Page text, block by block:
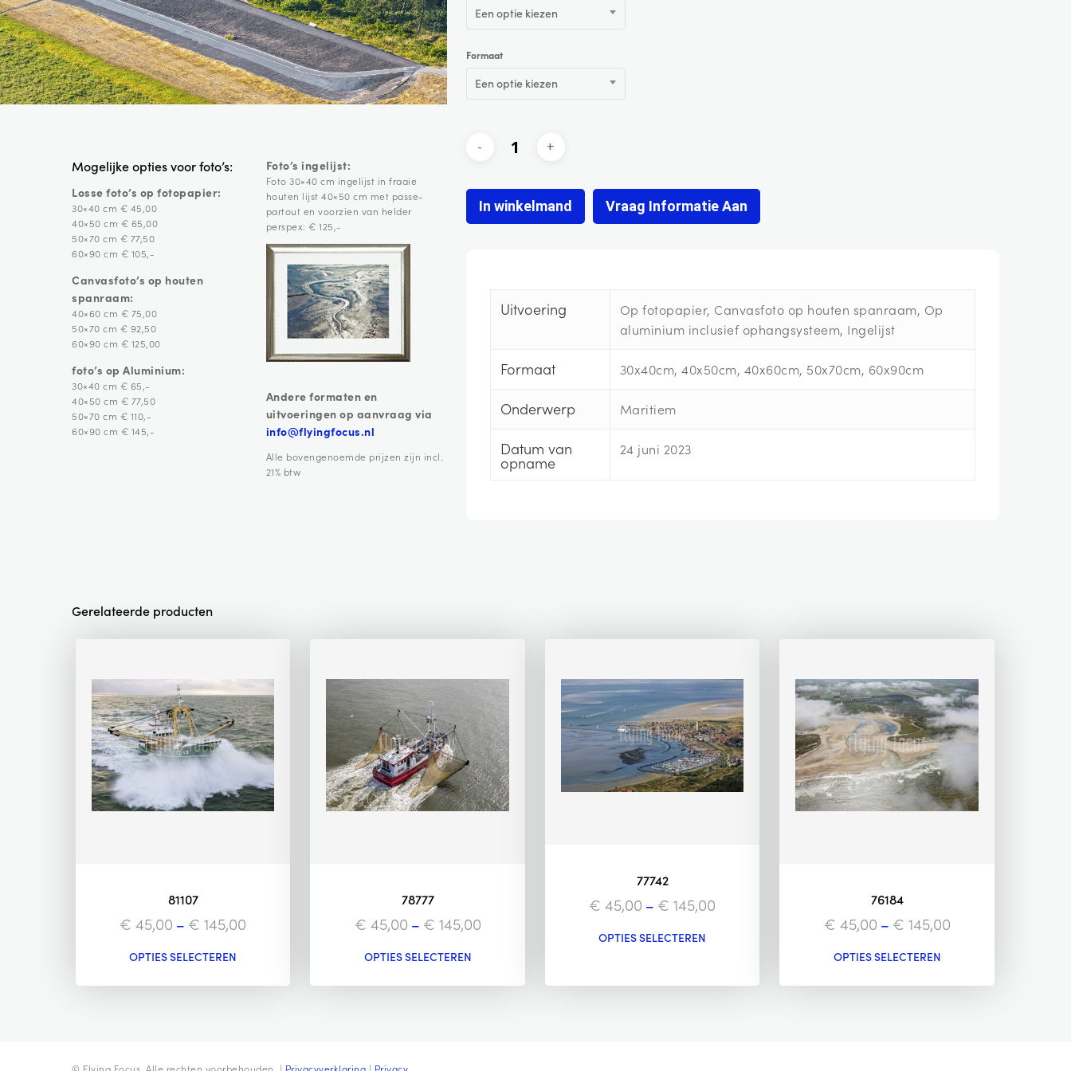
Mogelijke opties voor foto’s:
Losse foto’s op fotopapier:
30×40 cm € 45,00
40×50 cm € 65,00
50×70 cm € 77,50
60×90 cm € 105,-
Canvasfoto’s op houten
spanraam:
40×60 cm € 75,00
50×70 cm € 92,50
60×90 cm € 125,00
foto’s op Aluminium:
30×40 cm € 65,-
40×50 cm € 77,50
50×70 cm € 110,-
60×90 cm € 145,-
Foto’s ingelijst:
Foto 30×40 cm ingelijst in fraaie
houten lijst 40×50 cm met passe-
partout en voorzien van helder
perspex: € 125,-
Andere formaten en
uitvoeringen op aanvraag via
info@flyingfocus.nl
Alle bovengenoemde prijzen zijn incl.
21% btw
Een optie kiezen
Formaat
Een optie kiezen
In winkelmand Vraag Informatie Aan
Uitvoering
Op fotopapier, Canvasfoto op houten spanraam, Op
aluminium inclusief ophangsysteem, Ingelijst
Formaat 30x40cm, 40x50cm, 40x60cm, 50x70cm, 60x90cm
Onderwerp Maritiem
Datum van
opname
24 juni 2023
Gerelateerde producten
81107
€ 45,00 – € 145,00
OPTIES SELECTEREN
78777
€ 45,00 – € 145,00
OPTIES SELECTEREN
77742
€ 45,00 – € 145,00
OPTIES SELECTEREN
76184
€ 45,00 – € 145,00
OPTIES SELECTEREN